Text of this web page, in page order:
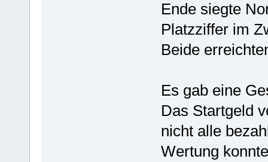
Ende siegte
Platzziffer im
Beide
Es gab eine
Das Startgeld
nicht alle
Wertung